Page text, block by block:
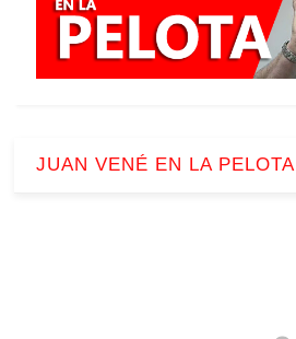
JUAN VENÉ EN LA PELOTA